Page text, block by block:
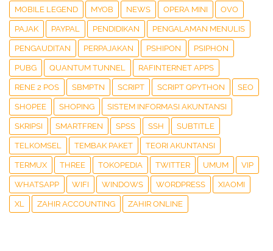
MOBILE LEGEND MYOB NEWS OPERA MINI OVO
PAJAK PAYPAL PENDIDIKAN PENGALAMAN MENULIS
PENGAUDITAN PERPAJAKAN PSHIPON PSIPHON
PUBG QUANTUM TUNNEL RAFINTERNET APPS
RENE 2 POS SBMPTN SCRIPT SCRIPT QPYTHON SEO
SHOPEE SHOPING SISTEM INFORMASI AKUNTANSI
SKRIPSI SMARTFREN SPSS SSH SUBTITLE
TELKOMSEL TEMBAK PAKET TEORI AKUNTANSI
TERMUX THREE TOKOPEDIA TWITTER UMUM VIP
WHATSAPP WIFI WINDOWS WORDPRESS XIAOMI
XL ZAHIR ACCOUNTING ZAHIR ONLINE